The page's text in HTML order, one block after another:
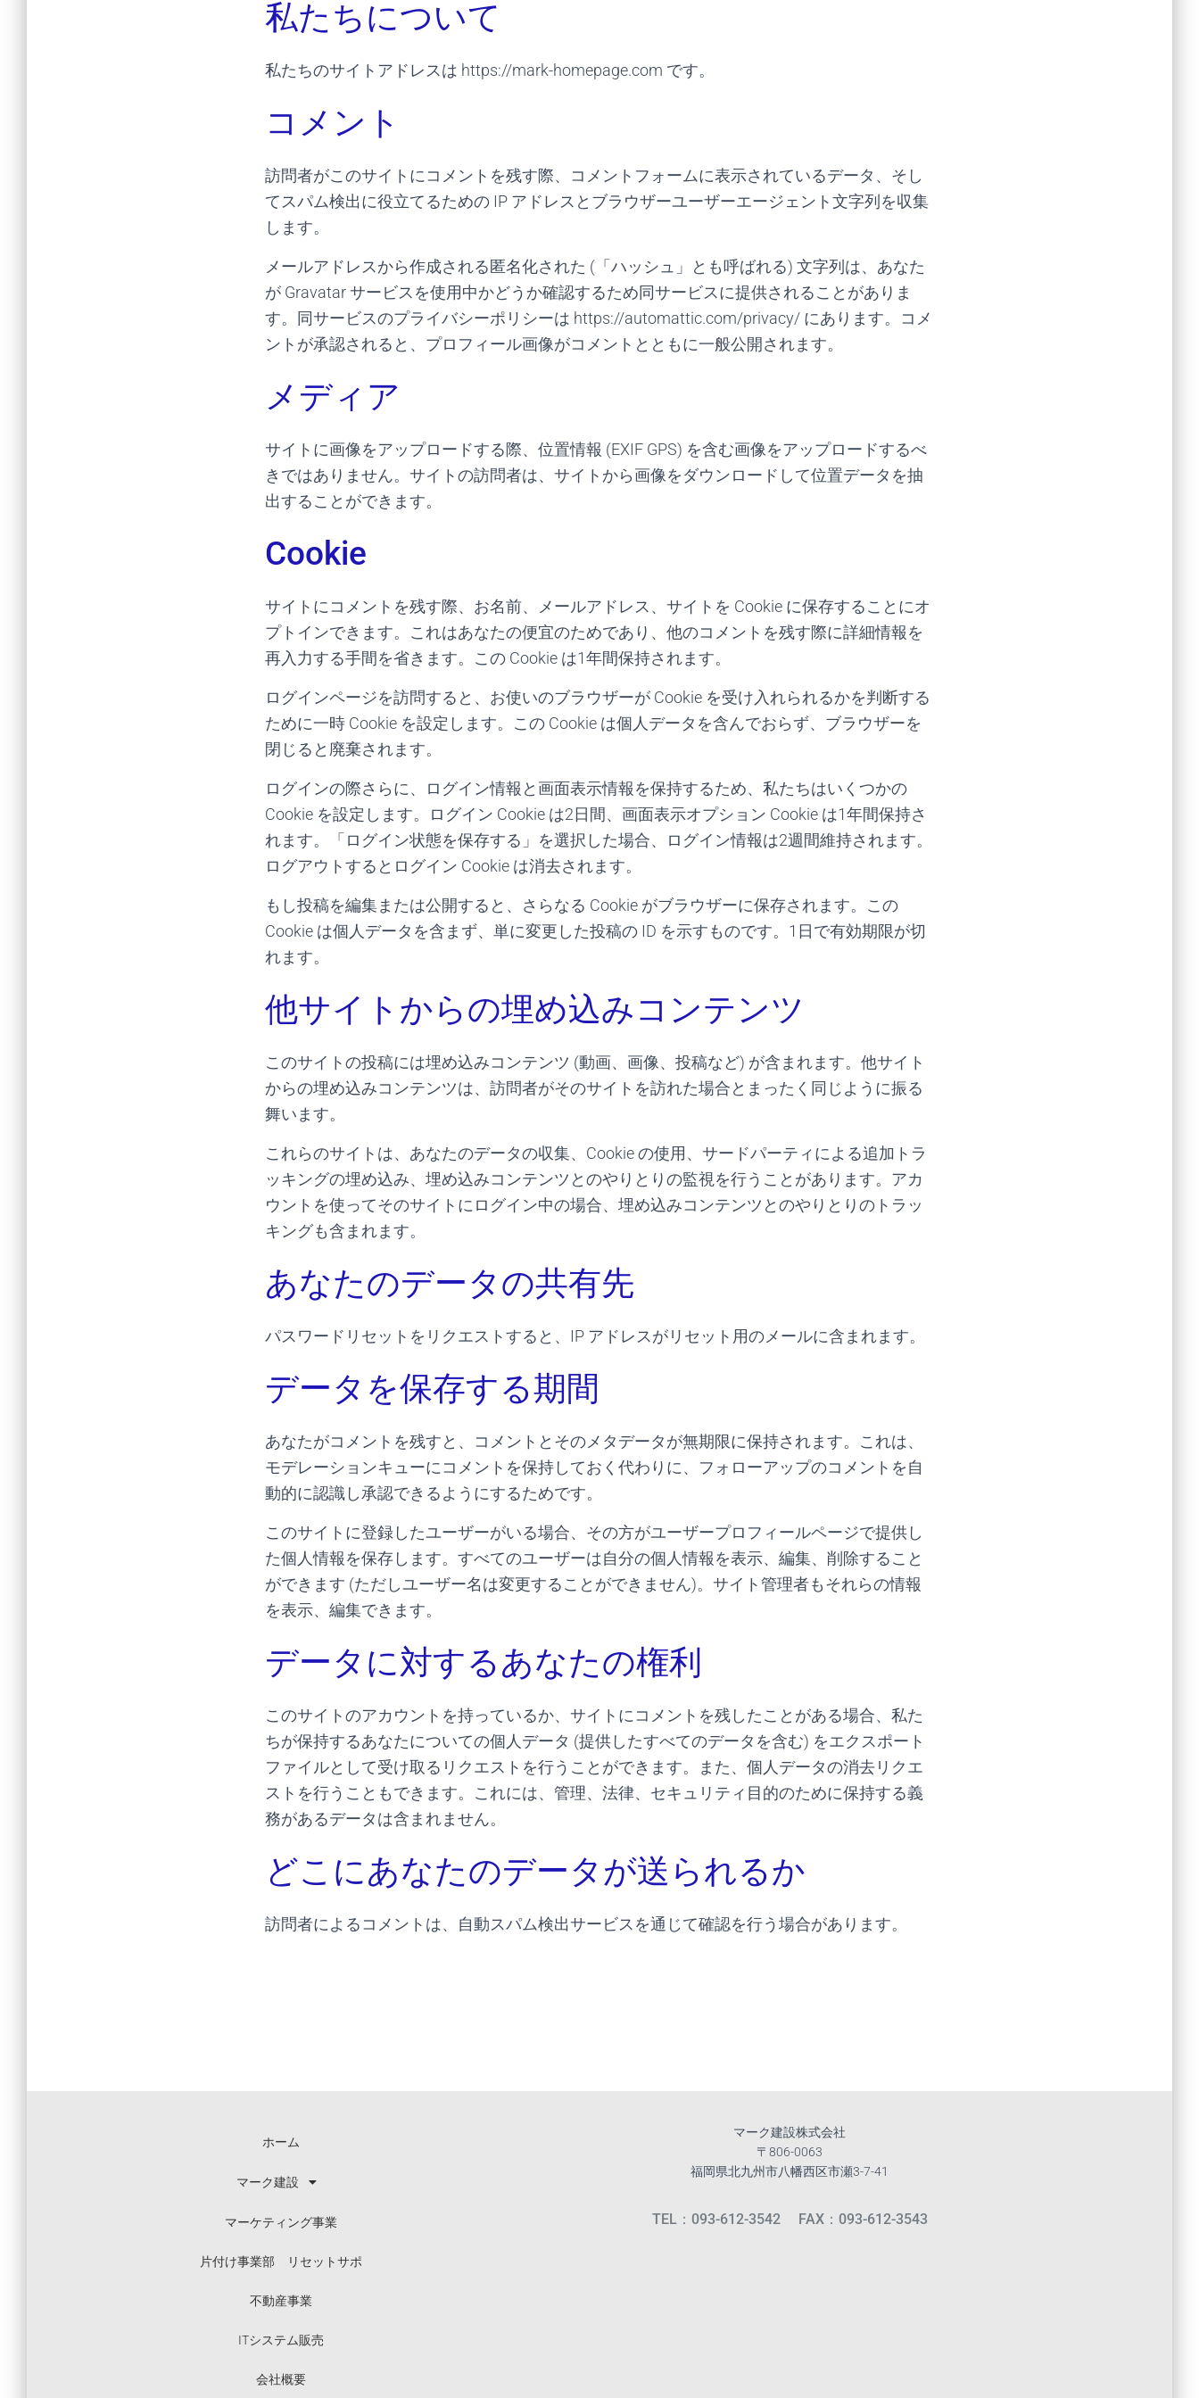
私たちについて
私たちのサイトアドレスは https://mark-homepage.com です。
コメント
訪問者がこのサイトにコメントを残す際、コメントフォームに表示されているデータ、そし
てスパム検出に役立てるための IP アドレスとブラウザーユーザーエージェント文字列を収集
します。
メールアドレスから作成される匿名化された (「ハッシュ」とも呼ばれる) 文字列は、あなた
が Gravatar サービスを使用中かどうか確認するため同サービスに提供されることがありま
す。同サービスのプライバシーポリシーは https://automattic.com/privacy/ にあります。コメ
ントが承認されると、プロフィール画像がコメントとともに一般公開されます。
メディア
サイトに画像をアップロードする際、位置情報 (EXIF GPS) を含む画像をアップロードするべ
きではありません。サイトの訪問者は、サイトから画像をダウンロードして位置データを抽
出することができます。
Cookie
サイトにコメントを残す際、お名前、メールアドレス、サイトを Cookie に保存することにオ
プトインできます。これはあなたの便宜のためであり、他のコメントを残す際に詳細情報を
再入力する手間を省きます。この Cookie は1年間保持されます。
ログインページを訪問すると、お使いのブラウザーが Cookie を受け入れられるかを判断する
ために一時 Cookie を設定します。この Cookie は個人データを含んでおらず、ブラウザーを
閉じると廃棄されます。
ログインの際さらに、ログイン情報と画面表示情報を保持するため、私たちはいくつかの
Cookie を設定します。ログイン Cookie は2日間、画面表示オプション Cookie は1年間保持さ
れます。「ログイン状態を保存する」を選択した場合、ログイン情報は2週間維持されます。
ログアウトするとログイン Cookie は消去されます。
もし投稿を編集または公開すると、さらなる Cookie がブラウザーに保存されます。この
Cookie は個人データを含まず、単に変更した投稿の ID を示すものです。1日で有効期限が切
れます。
他サイトからの埋め込みコンテンツ
このサイトの投稿には埋め込みコンテンツ (動画、画像、投稿など) が含まれます。他サイト
からの埋め込みコンテンツは、訪問者がそのサイトを訪れた場合とまったく同じように振る
舞います。
これらのサイトは、あなたのデータの収集、Cookie の使用、サードパーティによる追加トラ
ッキングの埋め込み、埋め込みコンテンツとのやりとりの監視を行うことがあります。アカ
ウントを使ってそのサイトにログイン中の場合、埋め込みコンテンツとのやりとりのトラッ
キングも含まれます。
あなたのデータの共有先
パスワードリセットをリクエストすると、IP アドレスがリセット用のメールに含まれます。
データを保存する期間
あなたがコメントを残すと、コメントとそのメタデータが無期限に保持されます。これは、
モデレーションキューにコメントを保持しておく代わりに、フォローアップのコメントを自
動的に認識し承認できるようにするためです。
このサイトに登録したユーザーがいる場合、その方がユーザープロフィールページで提供し
た個人情報を保存します。すべてのユーザーは自分の個人情報を表示、編集、削除すること
ができます (ただしユーザー名は変更することができません)。サイト管理者もそれらの情報
を表示、編集できます。
データに対するあなたの権利
このサイトのアカウントを持っているか、サイトにコメントを残したことがある場合、私た
ちが保持するあなたについての個人データ (提供したすべてのデータを含む) をエクスポート
ファイルとして受け取るリクエストを行うことができます。また、個人データの消去リクエ
ストを行うこともできます。これには、管理、法律、セキュリティ目的のために保持する義
務があるデータは含まれません。
どこにあなたのデータが送られるか
訪問者によるコメントは、自動スパム検出サービスを通じて確認を行う場合があります。
ホーム
マーク建設
マーケティング事業
片付け事業部 リセットサポ
不動産事業
ITシステム販売
会社概要
マーク建設株式会社
〒806-0063
福岡県北九州市八幡西区市瀬3-7-41
TEL：093-612-3542 FAX：093-612-3543